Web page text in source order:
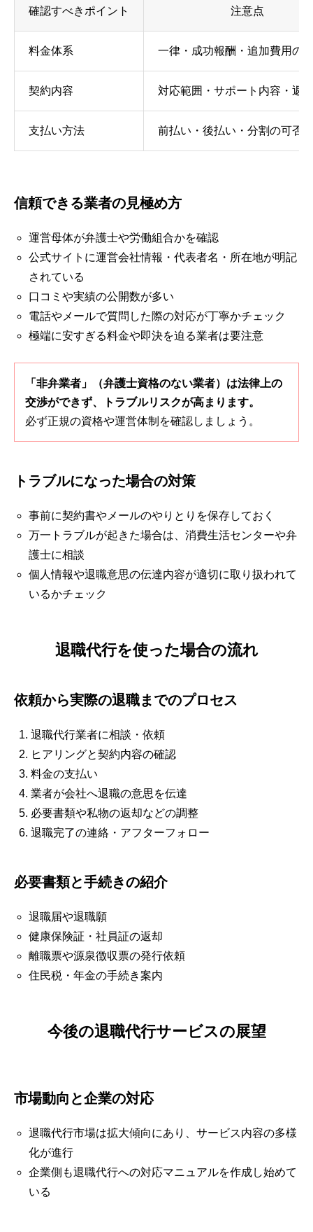
確認すべきポイント 注意点
料金体系 一律・成功報酬・追加費用の
契約内容 対応範囲・サポート内容・返
支払い方法 前払い・後払い・分割の可否
信頼できる業者の見極め方
運営母体が弁護士や労働組合かを確認
公式サイトに運営会社情報・代表者名・所在地が明記
されている
口コミや実績の公開数が多い
電話やメールで質問した際の対応が丁寧かチェック
極端に安すぎる料金や即決を迫る業者は要注意
「非弁業者」（弁護士資格のない業者）は法律上の
交渉ができず、トラブルリスクが高まります。
必ず正規の資格や運営体制を確認しましょう。
トラブルになった場合の対策
事前に契約書やメールのやりとりを保存しておく
万一トラブルが起きた場合は、消費生活センターや弁
護士に相談
個人情報や退職意思の伝達内容が適切に取り扱われて
いるかチェック
退職代行を使った場合の流れ
依頼から実際の退職までのプロセス
退職代行業者に相談・依頼
ヒアリングと契約内容の確認
料金の支払い
業者が会社へ退職の意思を伝達
必要書類や私物の返却などの調整
退職完了の連絡・アフターフォロー
必要書類と手続きの紹介
退職届や退職願
健康保険証・社員証の返却
離職票や源泉徴収票の発行依頼
住民税・年金の手続き案内
今後の退職代行サービスの展望
市場動向と企業の対応
退職代行市場は拡大傾向にあり、サービス内容の多様
化が進行
企業側も退職代行への対応マニュアルを作成し始めて
いる